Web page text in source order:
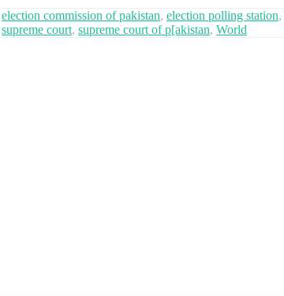
election commission of pakistan, election polling station,
supreme court, supreme court of p[akistan, World